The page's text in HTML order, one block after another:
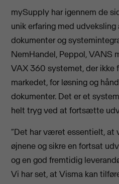
mySupply har igennem de
unik erfaring med
dokumenter og
NemHandel, Peppol, VANS
VAX 360 systemet, der ikke
markedet, for løsning og
dokumenter. Det er et
helt tryg ved at fortsætte
“Det har været essentielt, at
øjnene og sikre en fortsat
og en god fremtidig
Vi har set, at Visma kan